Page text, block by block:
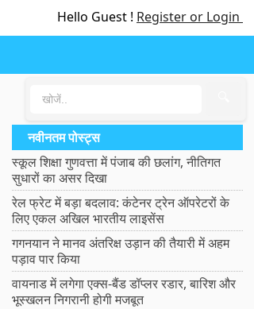
Hello Guest ! Register or Login
नवीनतम पोस्ट्स
स्कूल शिक्षा गुणवत्ता में पंजाब की छलांग, नीतिगत
सुधारों का असर दिखा
रेल फ्रेट में बड़ा बदलाव: कंटेनर ट्रेन ऑपरेटरों के
लिए एकल अखिल भारतीय लाइसेंस
गगनयान ने मानव अंतरिक्ष उड़ान की तैयारी में अहम
पड़ाव पार किया
वायनाड में लगेगा एक्स-बैंड डॉप्लर रडार, बारिश और
भूस्खलन निगरानी होगी मजबूत